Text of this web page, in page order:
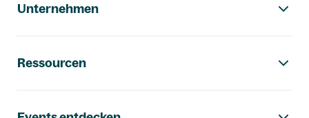
Unternehmen
Ressourcen